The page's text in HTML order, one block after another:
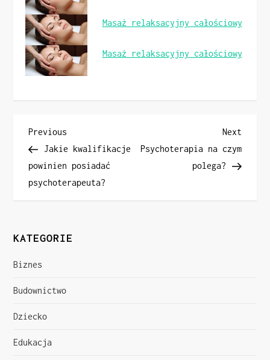
Masaż relaksacyjny całościowy
Masaż relaksacyjny całościowy
N
a
w
g
a
c
j
a
Previous
Post
Previous
Jakie kwalifikacje
powinien posiadać
psychoterapeuta?
Next
Post
Next
Psychoterapia na czym
polega?
KATEGORIE
Biznes
Budownictwo
Dziecko
Edukacja